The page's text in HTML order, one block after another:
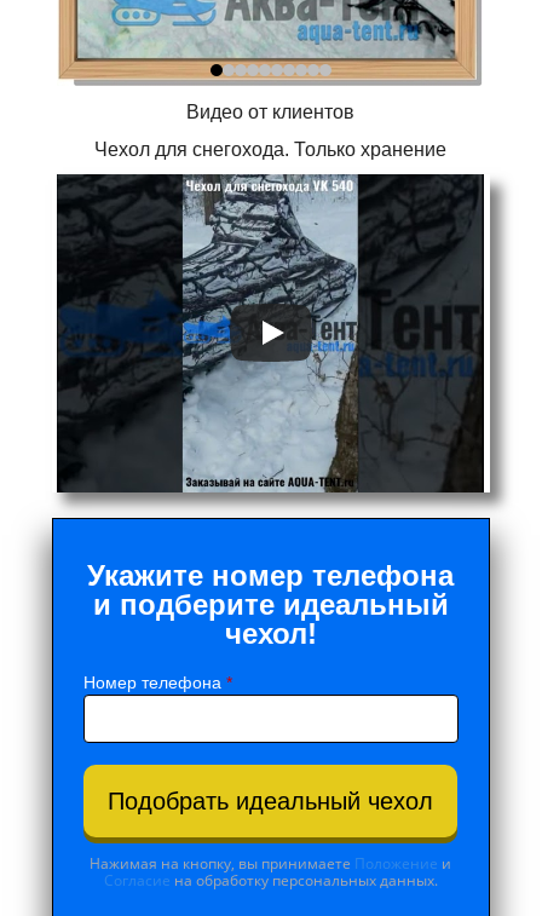
Видео от клиентов
Чехол для снегохода. Только хранение
Укажите номер телефона
и подберите идеальный
чехол!
Номер телефона *
Подобрать идеальный чехол
Нажимая на кнопку, вы принимаете Положение и
Согласие на обработку персональных данных.